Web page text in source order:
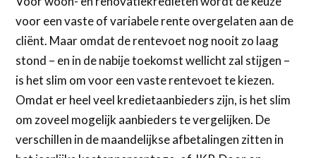
voor een vaste of variabele rente overgelaten aan de
cliënt. Maar omdat de rentevoet nog nooit zo laag
stond – en in de nabije toekomst wellicht zal stijgen –
is het slim om voor een vaste rentevoet te kiezen.
Omdat er heel veel kredietaanbieders zijn, is het slim
om zoveel mogelijk aanbieders te vergelijken. De
verschillen in de maandelijkse afbetalingen zitten in